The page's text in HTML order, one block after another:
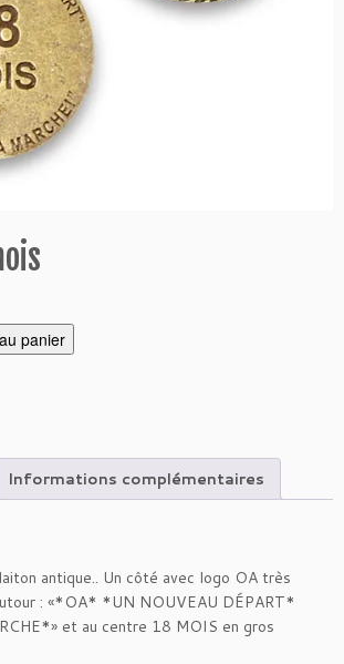
panier
Informations complémentaires
antique.. Un côté avec logo OA très
: «*OA* *UN NOUVEAU DÉPART*
et au centre 18 MOIS en gros